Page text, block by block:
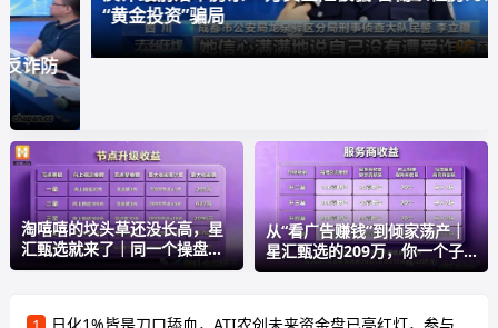
“黄金投资”骗局
淘嘻嘻的坟头草还没长高，星
汇甄选就来了｜同一个操盘
手，同
从“看广告赚钱”到倾家荡产｜
星汇甄选的209万，你一个子
儿都
日化1%皆是刀口舔血，ATI农创未来资金盘已亮红灯，参与者速离！